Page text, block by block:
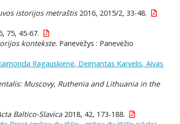
istorijos metraštis2016, 2015/2, 33-48.
75, 45-67.
kontekste. Panevėžys : Panevėžio
Ragauskienė, Deimantas Karvelis, Aivas
Muscovy, Ruthenia and Lithuania in the
Baltico-Slavica2018, 42, 173-188.